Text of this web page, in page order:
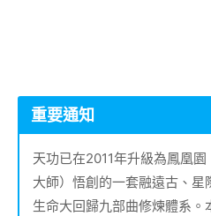
重要通知
天功已在2011年升級為鳳凰
大師）悟創的一套融遠古、星
生命大回歸九部曲修煉體系